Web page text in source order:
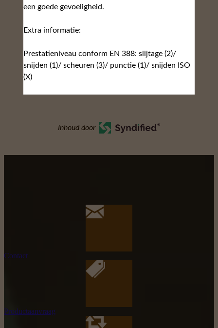
een goede gevoeligheid.
Extra informatie:
Prestatieniveau conform EN 388: slijtage (2)/
snijden (1)/ scheuren (3)/ punctie (1)/ snijden ISO
(X)
Inhoud door
Contact
Productaanvraag